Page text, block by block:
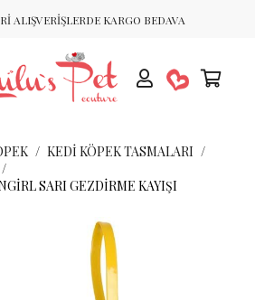
ALIŞVERİŞLERDE KARGO BEDAVA
KEDI KÖPEK TASMALARI
SARI GEZDIRME KAYIŞI